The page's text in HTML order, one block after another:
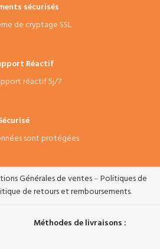
sécurisés
de cryptage SSL
Réactif
réactif 5j/7
sont protégées
Générales de ventes–Politiques de
de retours et remboursements.
Méthodes de livraisons :